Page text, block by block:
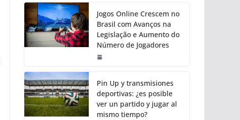
Jogos Online Crescem no
Brasil com Avanços na
Legislação e Aumento do
Número de Jogadores
Pin Up y transmisiones
deportivas: ¿es posible
ver un partido y jugar al
mismo tiempo?